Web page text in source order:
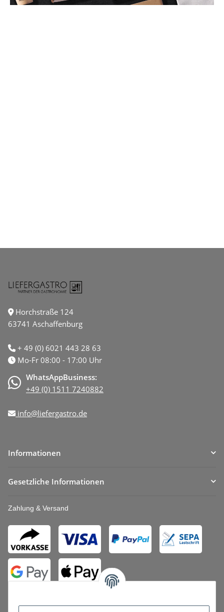
Horchstraße 124
63741 Aschaffenburg
+ 49 (0) 6021 443 28 63
Mo-Fr 08:00 - 17:00 Uhr
WhatsAppBusiness:
+49 (0) 1511 7240882
info@liefergastro.de
Informationen
Gesetzliche Informationen
Zahlung & Versand